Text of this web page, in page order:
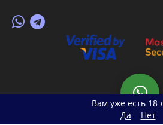
Вам уже есть 18
Да
Нет
© 2026 primegoods.kz